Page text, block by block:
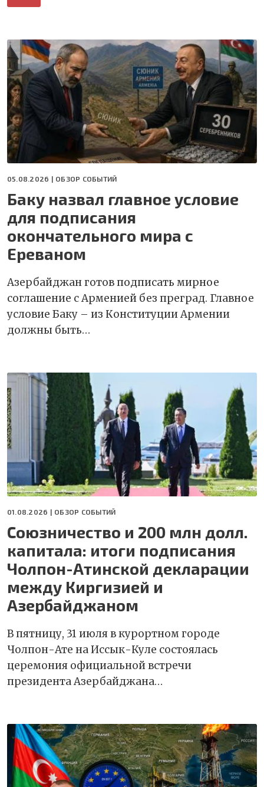
05.08.2026 | ОБЗОР СОБЫТИЙ
Баку назвал главное условие
для подписания
окончательного мира с
Ереваном
Азербайджан готов подписать мирное
соглашение с Арменией без преград. Главное
условие Баку – из Конституции Армении
должны быть…
01.08.2026 | ОБЗОР СОБЫТИЙ
Союзничество и 200 млн долл.
капитала: итоги подписания
Чолпон-Атинской декларации
между Киргизией и
Азербайджаном
В пятницу, 31 июля в курортном городе
Чолпон-Ате на Иссык-Куле состоялась
церемония официальной встречи
президента Азербайджана…